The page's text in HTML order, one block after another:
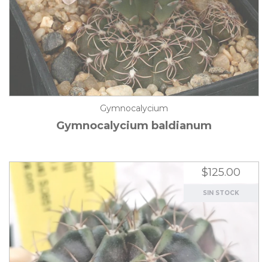
Gymnocalycium
Gymnocalycium baldianum
$125.00
SIN STOCK